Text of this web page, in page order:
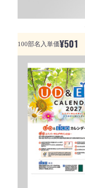
100部名入単価¥501